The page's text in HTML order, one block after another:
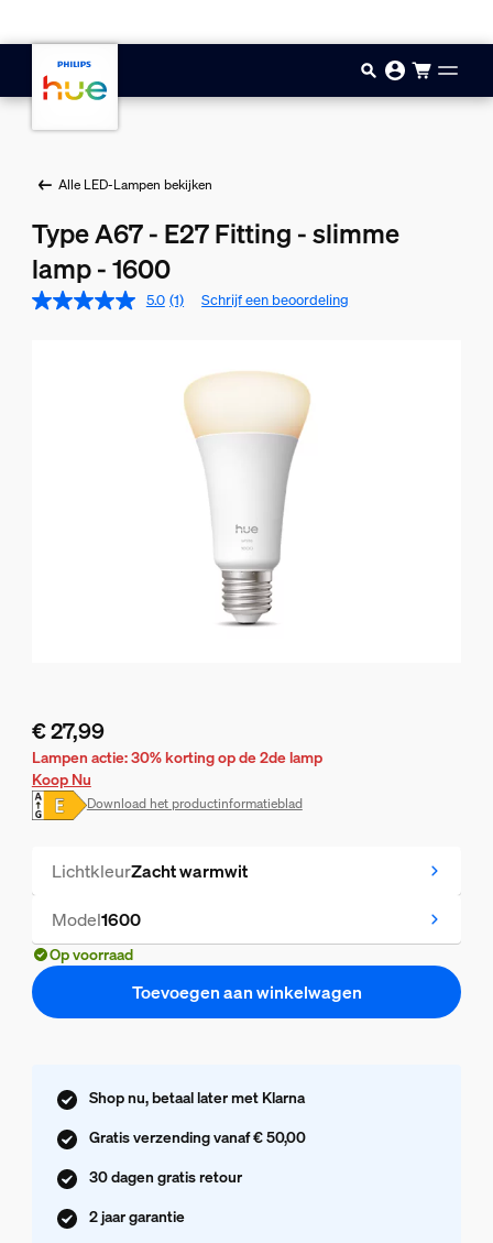
Alle LED-Lampen bekijken
Type A67 - E27 Fitting - slimme
lamp - 1600
5.0 (1) Schrijf een beoordeling
De huidige prijs is € 27,99
€ 27,99
Lampen actie: 30% korting op de 2de lamp
Koop Nu
Download het productinformatieblad
LichtkleurZacht warmwit
Model1600
Op voorraad
Toevoegen aan winkelwagen
Shop nu, betaal later met Klarna
Gratis verzending vanaf € 50,00
30 dagen gratis retour
2 jaar garantie